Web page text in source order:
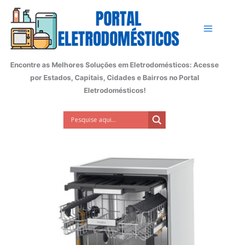
conteúdo
Encontre as Melhores Soluções em Eletrodomésticos: Acesse
por Estados, Capitais, Cidades e Bairros no Portal
Eletrodomésticos!